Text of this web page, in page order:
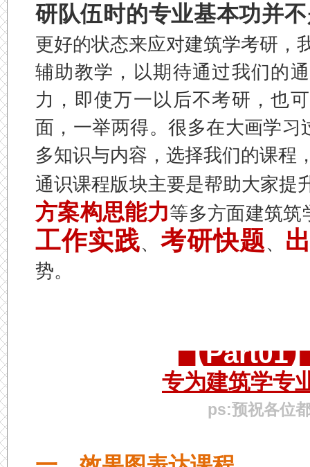
研队伍时的专业基本功并
更好的状态来应对建筑学考研，
辅助教学，以期待通过我们的
力，即使万一以后不考研，也
面， 一举两得。很多在大画学习
多知识与内容，选择我们的课程
通识课程版块主要是帮助大家提
方案构思能力等多方面建筑筑
工作实践、 考研快题、
势。
【Part01
专为建筑学专
ps:预祝各位